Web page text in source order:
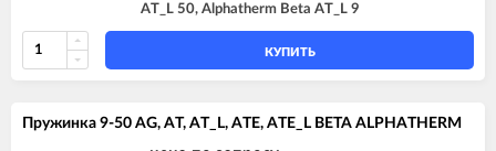
AT_L 50, Alphatherm Beta AT_L 9
КУПИТЬ
Пружинка 9-50 AG, AT, AT_L, ATE, ATE_L BETA ALPHATHERM